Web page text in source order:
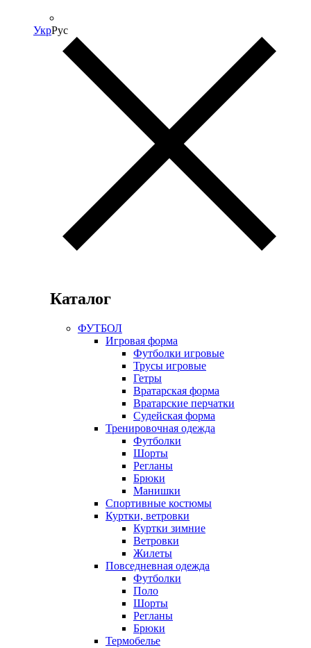
УкрРус
Каталог
ФУТБОЛ
Игровая форма
Футболки игровые
Трусы игровые
Гетры
Вратарская форма
Вратарские перчатки
Судейская форма
Тренировочная одежда
Футболки
Шорты
Регланы
Брюки
Манишки
Спортивные костюмы
Куртки, ветровки
Куртки зимние
Ветровки
Жилеты
Повседневная одежда
Футболки
Поло
Шорты
Регланы
Брюки
Термобелье